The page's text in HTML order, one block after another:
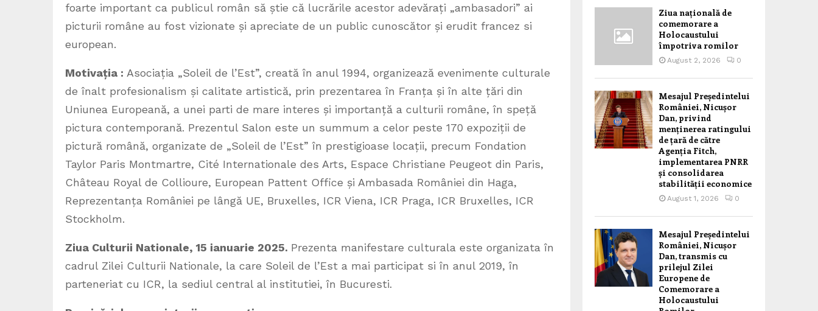
foarte important ca publicul român să știe că lucrările acestor adevărați „ambasadori” ai
picturii române au fost vizionate și apreciate de un public cunoscător și erudit francez si
european.
Motivația : Asociația „Soleil de l’Est”, creată în anul 1994, organizează evenimente culturale
de înalt profesionalism și calitate artistică, prin prezentarea în Franța și în alte țări din
Uniunea Europeană, a unei parti de mare interes și importanță a culturii române, în speță
pictura contemporană. Prezentul Salon este un summum a celor peste 170 expoziții de
pictură română, organizate de „Soleil de l’Est” în prestigioase locații, precum Fondation
Taylor Paris Montmartre, Cité Internationale des Arts, Espace Christiane Peugeot din Paris,
Château Royal de Collioure, European Pattent Office și Ambasada României din Haga,
Reprezentanța României pe lângă UE, Bruxelles, ICR Viena, ICR Praga, ICR Bruxelles, ICR
Stockholm.
Ziua Culturii Nationale, 15 ianuarie 2025. Prezenta manifestare culturala este organizata în
cadrul Zilei Culturii Nationale, la care Soleil de l’Est a mai participat si în anul 2019, în
parteneriat cu ICR, la sediul central al institutiei, în Bucuresti.
Ziua națională de
comemorare a
Holocaustului
împotriva romilor
August 2, 2026 0
Mesajul Președintelui
României, Nicușor
Dan, privind
menținerea ratingului
de țară de către
Agenția Fitch,
implementarea PNRR
și consolidarea
stabilității economice
August 1, 2026 0
Mesajul Președintelui
României, Nicușor
Dan, transmis cu
prilejul Zilei
Europene de
Comemorare a
Holocaustului